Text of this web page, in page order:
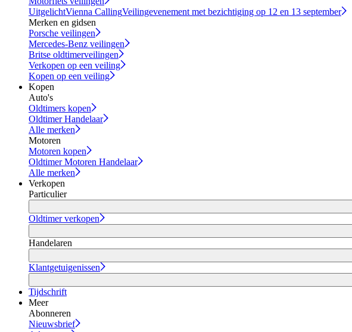
UitgelichtVienna CallingVeilingevenement met bezichtiging op 12 en 13 september
Merken en gidsen
Porsche veilingen
Mercedes-Benz veilingen
Britse oldtimerveilingen
Verkopen op een veiling
Kopen op een veiling
Kopen
Auto's
Oldtimers kopen
Oldtimer Handelaar
Alle merken
Motoren
Motoren kopen
Oldtimer Motoren Handelaar
Alle merken
Verkopen
Particulier
Oldtimer verkopen
Handelaren
Klantgetuigenissen
Tijdschrift
Meer
Abonneren
Nieuwsbrief